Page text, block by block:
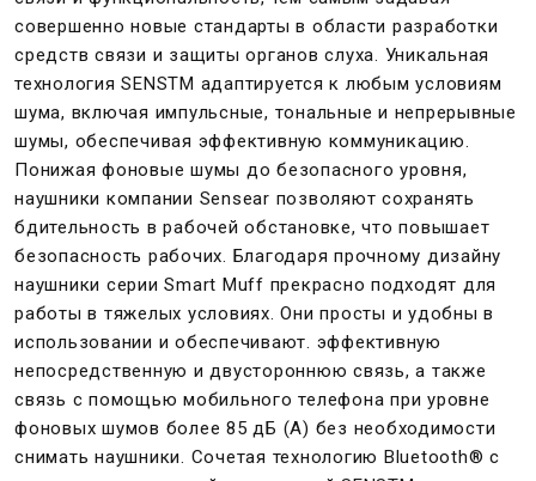
совершенно новые стандарты в области разработки
средств связи и защиты органов слуха. Уникальная
технология SENSTM адаптируется к любым условиям
шума, включая импульсные, тональные и непрерывные
шумы, обеспечивая эффективную коммуникацию.
Понижая фоновые шумы до безопасного уровня,
наушники компании Sensear позволяют сохранять
бдительность в рабочей обстановке, что повышает
безопасность рабочих. Благодаря прочному дизайну
наушники серии Smart Muff прекрасно подходят для
работы в тяжелых условиях. Они просты и удобны в
использовании и обеспечивают. эффективную
непосредственную и двустороннюю связь, а также
связь с помощью мобильного телефона при уровне
фоновых шумов более 85 дБ (А) без необходимости
снимать наушники. Сочетая технологию Bluetooth® с